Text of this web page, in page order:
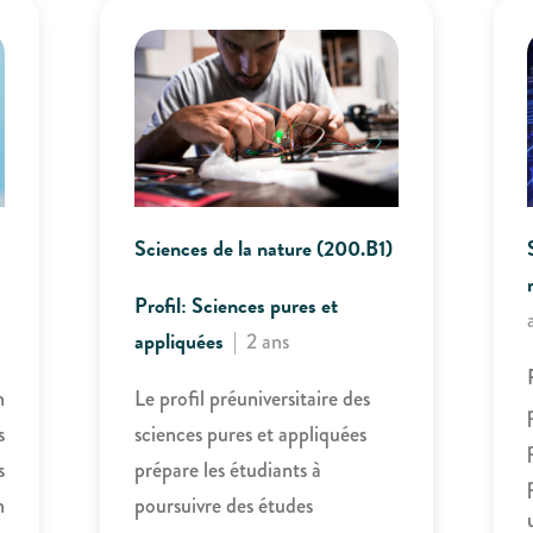
Sciences de la nature (200.B1)
Profil: Sciences pures et
appliquées | 2 ans
Le profil préuniversitaire des
sciences pures et appliquées
prépare les étudiants à
poursuivre des études